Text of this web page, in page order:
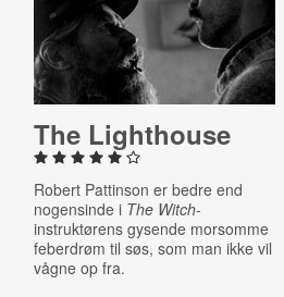
The Light­house
Robert Pattinson er bedre end
nogensinde i The Witch-
instruktørens gysende morsomme
feberdrøm til søs, som man ikke vil
vågne op fra.